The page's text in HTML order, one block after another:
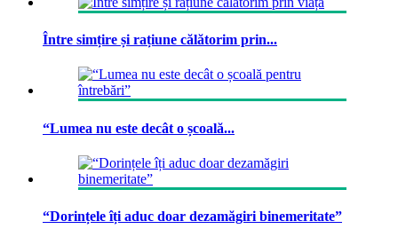
Între simțire și rațiune călătorim prin...
“Lumea nu este decât o școală...
“Dorințele îți aduc doar dezamăgiri binemeritate”